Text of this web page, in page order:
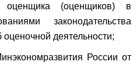
(оценщиков) в
законодательства
деятельности;
России от